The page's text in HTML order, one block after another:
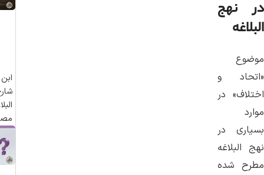
در نهج
البلاغه
موضوع
«اتحاد و
اختلاف» در
موارد
بسیاری در
نهج البلاغه
مطرح شده